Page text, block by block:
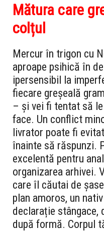
Mătura care
colțul
Mercur în trigon cu
aproape psihică în
ipersensibil la
fiecare greșeală
– și vei fi tentat să
face. Un conflict
livrator poate fi
înainte să răspunzi.
excelentă pentru
organizarea arhivei.
care îl căutai de
plan amoros, un
declarație stângace,
după formă. Corpul